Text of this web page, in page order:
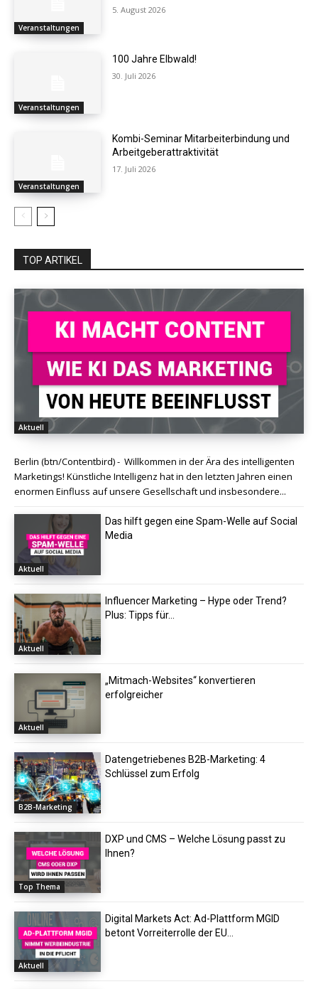
Veranstaltungen
5. August 2026
Veranstaltungen
100 Jahre Elbwald!
30. Juli 2026
Veranstaltungen
Kombi-Seminar Mitarbeiterbindung und
Arbeitgeberattraktivität
17. Juli 2026
TOP ARTIKEL
Aktuell
Berlin (btn/Contentbird) - Willkommen in der Ära des intelligenten
Marketings! Künstliche Intelligenz hat in den letzten Jahren einen
enormen Einfluss auf unsere Gesellschaft und insbesondere...
Aktuell
Das hilft gegen eine Spam-Welle auf Social
Media
Aktuell
Influencer Marketing – Hype oder Trend?
Plus: Tipps für...
Aktuell
„Mitmach-Websites“ konvertieren
erfolgreicher
B2B-Marketing
Datengetriebenes B2B-Marketing: 4
Schlüssel zum Erfolg
Top Thema
DXP und CMS – Welche Lösung passt zu
Ihnen?
Aktuell
Digital Markets Act: Ad-Plattform MGID
betont Vorreiterrolle der EU...